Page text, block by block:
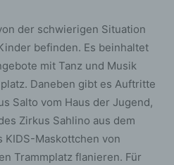
der schwierigen Situation
befinden. Es beinhaltet
mit Tanz und Musik
Daneben gibt es Auftritte
Salto vom Haus der Jugend,
Zirkus Sahlino aus dem
KIDS-Maskottchen von
Trammplatz flanieren. Für